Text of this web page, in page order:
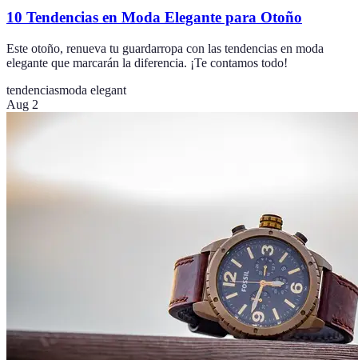
10 Tendencias en Moda Elegante para Otoño
Este otoño, renueva tu guardarropa con las tendencias en moda
elegante que marcarán la diferencia. ¡Te contamos todo!
tendenciasmoda elegant
Aug 2